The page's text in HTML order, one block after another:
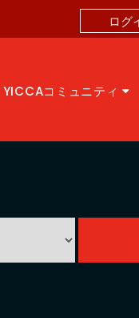
ログ
YICCAコミュニティ